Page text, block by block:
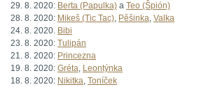
29. 8. 2020: Berta (Papulka) a Teo (Špión)
28. 8. 2020: Mikeš (Tic Tac), Pěšinka, Valka
24. 8. 2020. Bibi
23. 8. 2020: Tulipán
21. 8. 2020: Princezna
19. 8. 2020: Gréta, Leontýnka
18. 8. 2020: Nikitka, Toníček